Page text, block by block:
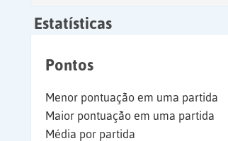
Estatísticas
Pontos
Menor pontuação em uma partida
Maior pontuação em uma partida
Média por partida